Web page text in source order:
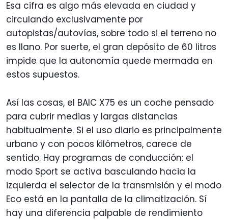
Esa cifra es algo más elevada en ciudad y
circulando exclusivamente por
autopistas/autovías, sobre todo si el terreno no
es llano. Por suerte, el gran depósito de 60 litros
impide que la autonomía quede mermada en
estos supuestos.
Así las cosas, el BAIC X75 es un coche pensado
para cubrir medias y largas distancias
habitualmente. Si el uso diario es principalmente
urbano y con pocos kilómetros, carece de
sentido. Hay programas de conducción: el
modo Sport se activa basculando hacia la
izquierda el selector de la transmisión y el modo
Eco está en la pantalla de la climatización. Sí
hay una diferencia palpable de rendimiento